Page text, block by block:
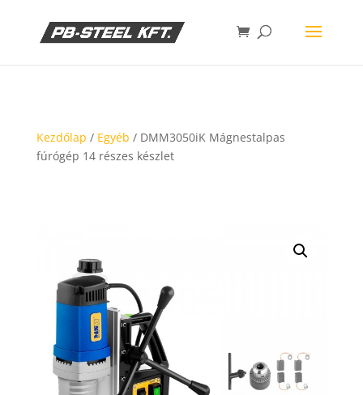
Kezdőlap / Egyéb / DMM3050iK Mágnestalpas
fúrógép 14 részes készlet